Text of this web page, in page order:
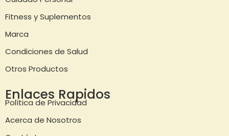
Fitness y Suplementos
Marca
Condiciones de Salud
Otros Productos
Enlaces Rapidos
Política de Privacidad
Acerca de Nosotros